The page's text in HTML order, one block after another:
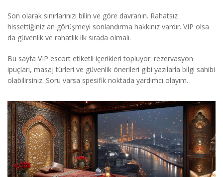
Son olarak sınırlarınızı bilin ve göre davranın. Rahatsız
hissettiğiniz an görüşmeyi sonlandırma hakkınız vardır. VIP olsa
da güvenlik ve rahatlık ilk sırada olmalı.
Bu sayfa VIP escort etiketli içerikleri topluyor: rezervasyon
ipuçları, masaj türleri ve güvenlik önerileri gibi yazılarla bilgi sahibi
olabilirsiniz. Soru varsa spesifik noktada yardımcı olayım.